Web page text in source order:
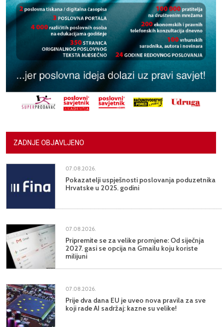
ZADNJE OBJAVLJENO
07.08.2026.
Pokazatelji uspješnosti poslovanja poduzetnika
Hrvatske u 2025. godini
07.08.2026.
Pripremite se za velike promjene: Od siječnja
2027. gasi se opcija na Gmailu koju koriste
milijuni
07.08.2026.
Prije dva dana EU je uveo nova pravila za sve
koji rade AI sadržaj: kazne su velike!